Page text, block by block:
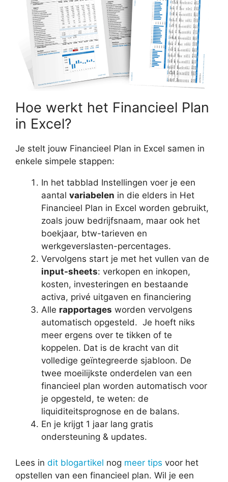
Hoe werkt het Financieel Plan
in Excel?
Je stelt jouw Financieel Plan in Excel samen in
enkele simpele stappen:
In het tabblad Instellingen voer je een
aantal variabelen in die elders in Het
Financieel Plan in Excel worden gebruikt,
zoals jouw bedrijfsnaam, maar ook het
boekjaar, btw-tarieven en
werkgeverslasten-percentages.
Vervolgens start je met het vullen van de
input-sheets: verkopen en inkopen,
kosten, investeringen en bestaande
activa, privé uitgaven en financiering
Alle rapportages worden vervolgens
automatisch opgesteld. Je hoeft niks
meer ergens over te tikken of te
koppelen. Dat is de kracht van dit
volledige geïntegreerde sjabloon. De
twee moeilijkste onderdelen van een
financieel plan worden automatisch voor
je opgesteld, te weten: de
liquiditeitsprognose en de balans.
En je krijgt 1 jaar lang gratis
ondersteuning & updates.
Lees in dit blogartikel nog meer tips voor het
opstellen van een financieel plan. Wil je een